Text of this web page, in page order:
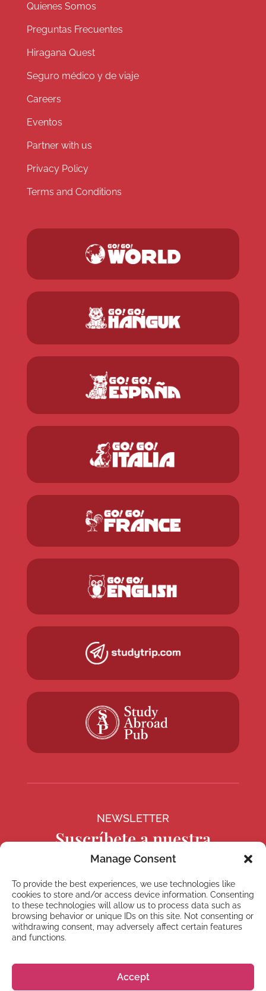
Manage Consent
To provide the best experiences, we use technologies like
cookies to store and/or access device information. Consenting
to these technologies will allow us to process data such as
browsing behavior or unique IDs on this site. Not consenting or
withdrawing consent, may adversely affect certain features
and functions.
Accept
Quienes Somos
Preguntas Frecuentes
Hiragana Quest
Seguro médico y de viaje
Careers
Eventos
Partner with us
Privacy Policy
Terms and Conditions
NEWSLETTER
Suscríbete a nuestra
newsletter
Suscríbete